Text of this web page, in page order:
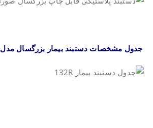
جدول مشخصات دستبند بیمار بزرگسال مدل